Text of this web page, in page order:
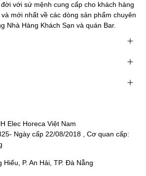
với sứ mệnh cung cấp cho khách hàng
mới nhất về các dòng sản phẩm chuyên
Nhà Hàng Khách Sạn và quán Bar.
Elec Horeca Việt Nam
Ngày cấp 22/08/2018 , Cơ quan cấp:
P. An Hải, TP. Đà Nẵng